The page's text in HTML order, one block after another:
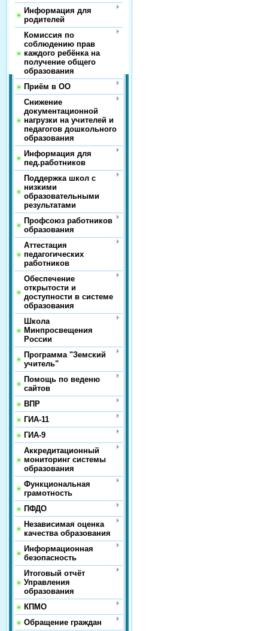
Информация для
родителей
Комиссия по
соблюдению прав
каждого ребёнка на
получение общего
образования
Приём в ОО
Снижение
документационной
нагрузки на учителей и
педагогов дошкольного
образования
Информация для
пед.работников
Поддержка школ с
низкими
образовательными
результатами
Профсоюз работников
образования
Аттестация
педагогических
работников
Обеспечение
открытости и
доступности в системе
образования
Школа
Минпросвещения
России
Программа "Земский
учитель"
Помощь по веденю
сайтов
ВПР
ГИА-11
ГИА-9
Аккредитационный
мониторинг системы
образования
Функциональная
грамотность
ПФДО
Независимая оценка
качества образования
Информационная
безопасность
Итоговый отчёт
Управления
образования
КПМО
Обращение граждан